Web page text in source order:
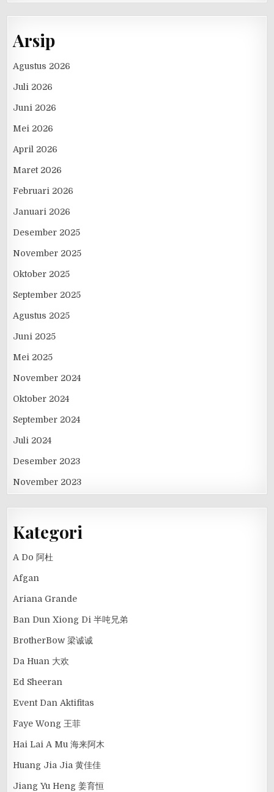
Arsip
Agustus 2026
Juli 2026
Juni 2026
Mei 2026
April 2026
Maret 2026
Februari 2026
Januari 2026
Desember 2025
November 2025
Oktober 2025
September 2025
Agustus 2025
Juni 2025
Mei 2025
November 2024
Oktober 2024
September 2024
Juli 2024
Desember 2023
November 2023
Kategori
A Do 阿杜
Afgan
Ariana Grande
Ban Dun Xiong Di 半吨兄弟
BrotherBow 梁诚诚
Da Huan 大欢
Ed Sheeran
Event Dan Aktifitas
Faye Wong 王菲
Hai Lai A Mu 海来阿木
Huang Jia Jia 黄佳佳
Jiang Yu Heng 姜育恒